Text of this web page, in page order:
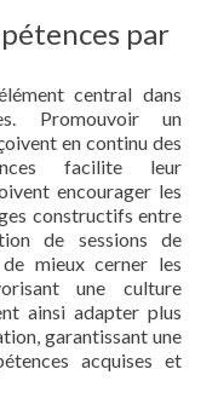
par
central dans
Promouvoir un
en continu des
facilite leur
encourager les
constructifs entre
de sessions de
mieux cerner les
une culture
ainsi adapter plus
garantissant une
acquises et